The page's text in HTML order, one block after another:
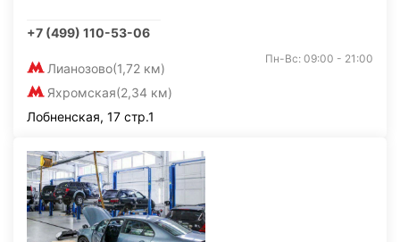
+7 (499) 110-53-06
Лианозово(1,72 км)
Яхромская(2,34 км)
Пн-Вс: 09:00 - 21:00
Лобненская, 17 стр.1